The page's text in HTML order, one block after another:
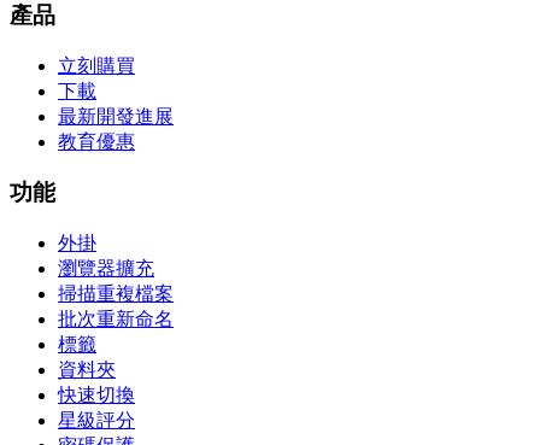
產品
立刻購買
下載
最新開發進展
教育優惠
功能
外掛
瀏覽器擴充
掃描重複檔案
批次重新命名
標籤
資料夾
快速切換
星級評分